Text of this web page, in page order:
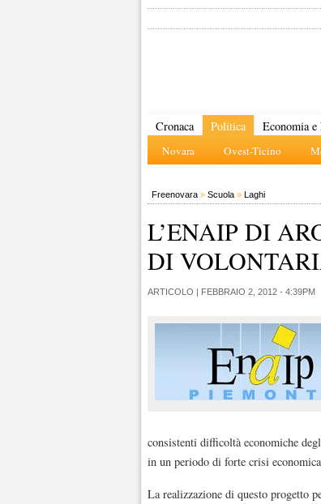
Cronaca Politica
Novara Ovest-Ticino
Economia e
Freenovara » Scuola » Laghi
L’ENAIP DI
DI
ARTICOLO | FEBBRAIO 2, 2012 - 4:39PM
consistenti difficoltà economiche
in un periodo di forte crisi
La realizzazione di questo progetto